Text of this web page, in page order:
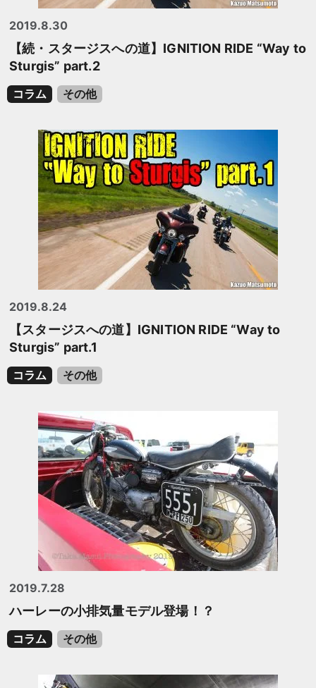
2019.8.30
【続・スタージスへの道】IGNITION RIDE “Way to
Sturgis” part.2
コラム その他
2019.8.24
【スタージスへの道】IGNITION RIDE “Way to
Sturgis” part.1
コラム その他
2019.7.28
ハーレーの小排気量モデル登場！？
コラム その他